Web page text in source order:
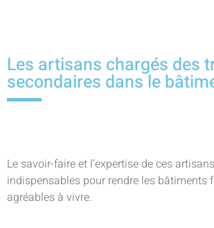
Les artisans chargés des
secondaires dans le
Le savoir-faire et l’expertise de ces
indispensables pour rendre les bâtiments
agréables à vivre.